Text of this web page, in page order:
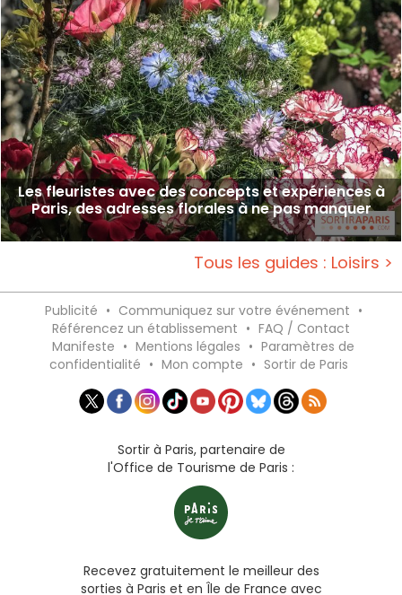
Les fleuristes avec des concepts et expériences à
Paris, des adresses florales à ne pas manquer
Tous les guides : Loisirs >
Publicité • Communiquez sur votre événement •
Référencez un établissement • FAQ / Contact
Manifeste • Mentions légales • Paramètres de
confidentialité • Mon compte • Sortir de Paris
Sortir à Paris, partenaire de
l'Office de Tourisme de Paris :
Recevez gratuitement le meilleur des
sorties à Paris et en Île de France avec